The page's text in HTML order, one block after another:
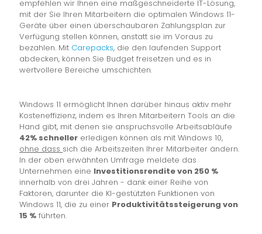
empfehlen wir Ihnen eine maßgeschneiderte IT-Lösung,
mit der Sie Ihren Mitarbeitern die optimalen Windows 11-
Geräte über einen überschaubaren Zahlungsplan zur
Verfügung stellen können, anstatt sie im Voraus zu
bezahlen. Mit Carepacks, die den laufenden Support
abdecken, können Sie Budget freisetzen und es in
wertvollere Bereiche umschichten.
Windows 11 ermöglicht Ihnen darüber hinaus aktiv mehr
Kosteneffizienz, indem es Ihren Mitarbeitern Tools an die
Hand gibt, mit denen sie anspruchsvolle Arbeitsabläufe
42% schneller erledigen können als mit Windows 10,
ohne dass sich die Arbeitszeiten Ihrer Mitarbeiter ändern.
In der oben erwähnten Umfrage meldete das
Unternehmen eine Investitionsrendite von 250 %
innerhalb von drei Jahren - dank einer Reihe von
Faktoren, darunter die KI-gestützten Funktionen von
Windows 11, die zu einer Produktivitätssteigerung von
15 % führten.